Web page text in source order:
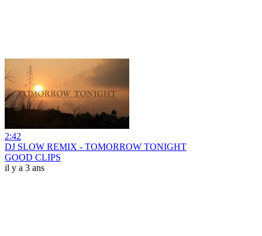
2:42
DJ SLOW REMIX - TOMORROW TONIGHT
GOOD CLIPS
il y a 3 ans